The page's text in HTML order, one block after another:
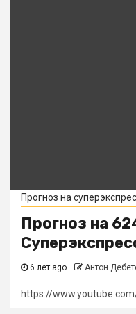
Прогноз на
Прогноз на
6 лет ago Антон
https://